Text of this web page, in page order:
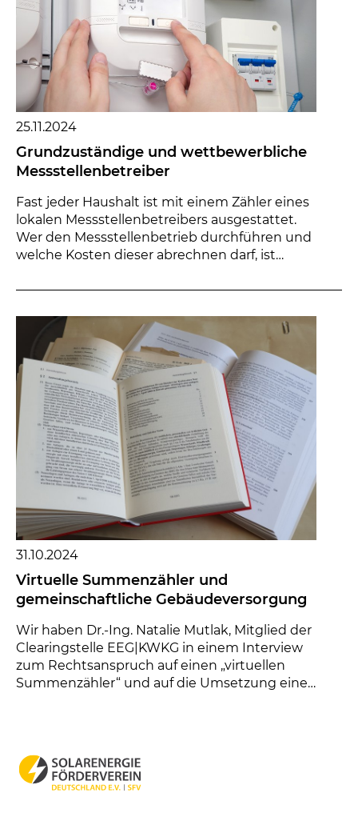
25.11.2024
Grundzuständige und wettbewerbliche
Messstellenbetreiber
Fast jeder Haushalt ist mit einem Zähler eines
lokalen Messstellenbetreibers ausgestattet.
Wer den Messstellenbetrieb durchführen und
welche Kosten dieser abrechnen darf, ist
31.10.2024
Virtuelle Summenzähler und
gemeinschaftliche Gebäudeversorgung
Wir haben Dr.-Ing. Natalie Mutlak, Mitglied der
Clearingstelle EEG|KWKG in einem Interview
zum Rechtsanspruch auf einen „virtuellen
Summenzähler“ und auf die Umsetzung einer